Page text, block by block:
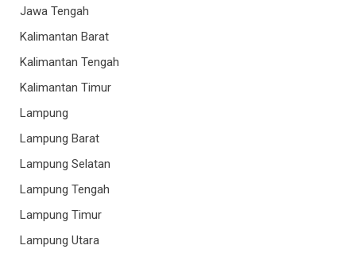
Jawa Tengah
Kalimantan Barat
Kalimantan Tengah
Kalimantan Timur
Lampung
Lampung Barat
Lampung Selatan
Lampung Tengah
Lampung Timur
Lampung Utara